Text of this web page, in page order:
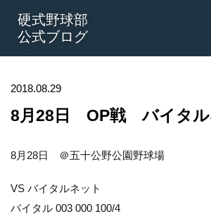
硬式野球部
公式ブログ
2018.08.29
8月28日 OP戦 バイタル
8月28日　＠五十公野公園野球場
VS バイタルネット
バイタル 003 000 100/4